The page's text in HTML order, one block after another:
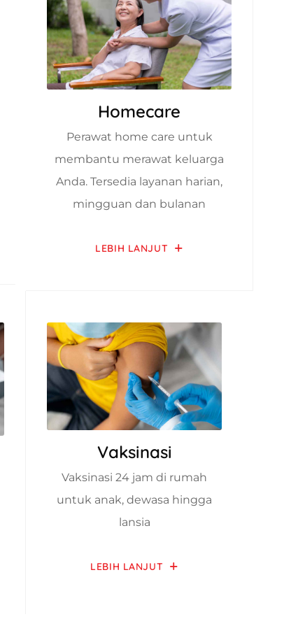
Homecare
Perawat home care untuk
membantu merawat keluarga
Anda. Tersedia layanan harian,
mingguan dan bulanan
LEBIH LANJUT
Vaksinasi
Vaksinasi 24 jam di rumah
untuk anak, dewasa hingga
lansia
LEBIH LANJUT